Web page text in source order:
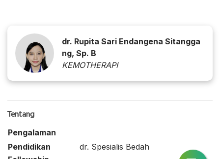
dr. Rupita Sari Endangena Sitangga
ng, Sp. B
KEMOTHERAPI
Tentang
Pengalaman
Pendidikan
dr. Spesialis Bedah